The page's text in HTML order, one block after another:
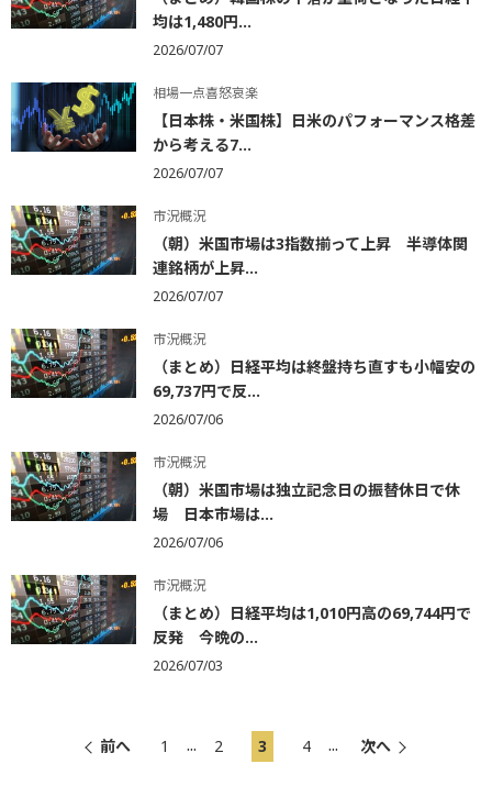
均は1,480円...
2026/07/07
相場一点喜怒哀楽
【日本株・米国株】日米のパフォーマンス格差
から考える7...
2026/07/07
市況概況
（朝）米国市場は3指数揃って上昇 半導体関
連銘柄が上昇...
2026/07/07
市況概況
（まとめ）日経平均は終盤持ち直すも小幅安の
69,737円で反...
2026/07/06
市況概況
（朝）米国市場は独立記念日の振替休日で休
場 日本市場は...
2026/07/06
市況概況
（まとめ）日経平均は1,010円高の69,744円で
反発 今晩の...
2026/07/03
前へ 1 ... 2 3 4 ... 次へ